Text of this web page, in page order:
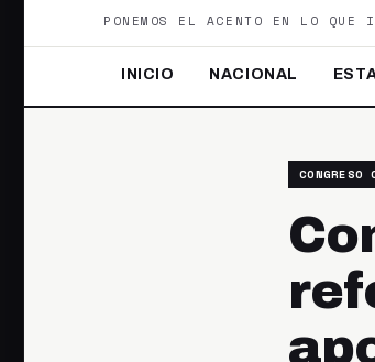
PONEMOS EL ACENTO EN LO QUE
INICIO NACIONAL
CONGRESO